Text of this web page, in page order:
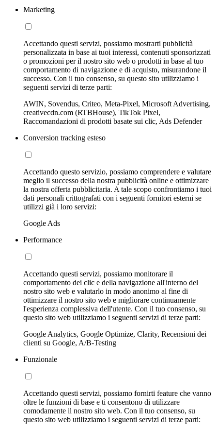
Marketing
Accettando questi servizi, possiamo mostrarti pubblicità
personalizzata in base ai tuoi interessi, contenuti sponsorizzati
o promozioni per il nostro sito web o prodotti in base al tuo
comportamento di navigazione e di acquisto, misurandone il
successo. Con il tuo consenso, su questo sito utilizziamo i
seguenti servizi di terze parti:
AWIN, Sovendus, Criteo, Meta-Pixel, Microsoft Advertising,
creativecdn.com (RTBHouse), TikTok Pixel,
Raccomandazioni di prodotti basate sui clic, Ads Defender
Conversion tracking esteso
Accettando questo servizio, possiamo comprendere e valutare
meglio il successo della nostra pubblicità online e ottimizzare
la nostra offerta pubblicitaria. A tale scopo confrontiamo i tuoi
dati personali crittografati con i seguenti fornitori esterni se
utilizzi già i loro servizi:
Google Ads
Performance
Accettando questi servizi, possiamo monitorare il
comportamento dei clic e della navigazione all'interno del
nostro sito web e valutarlo in modo anonimo al fine di
ottimizzare il nostro sito web e migliorare continuamente
l'esperienza complessiva dell'utente. Con il tuo consenso, su
questo sito web utilizziamo i seguenti servizi di terze parti:
Google Analytics, Google Optimize, Clarity, Recensioni dei
clienti su Google, A/B-Testing
Funzionale
Accettando questi servizi, possiamo fornirti feature che vanno
oltre le funzioni di base e ti consentono di utilizzare
comodamente il nostro sito web. Con il tuo consenso, su
questo sito web utilizziamo i seguenti servizi di terze parti: